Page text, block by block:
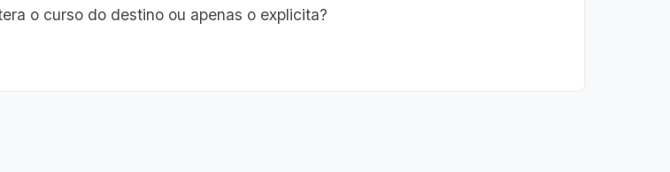
o curso do destino ou apenas o explicita?